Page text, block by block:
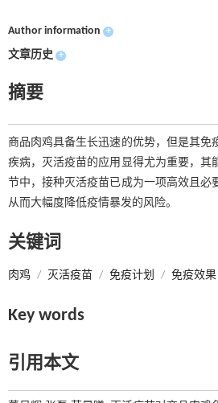
Author information +
文章历史 +
摘要
商品肉鸡具备生长迅速的优势，但是其
疾病，灭活疫苗的应用显得尤为重要，
节中，接种灭活疫苗已成为一项高效且必
从而大幅度降低疫情暴发的风险。
关键词
肉鸡 / 灭活疫苗 / 免疫计划 / 免疫效果
Key words
引用本文